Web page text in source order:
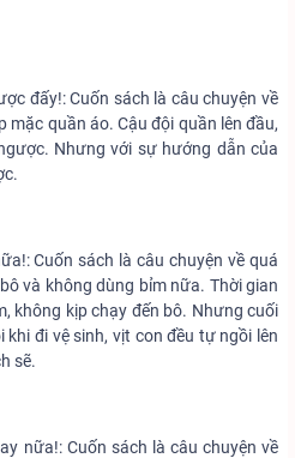
đấy!: Cuốn sách là câu chuyện về
mặc quần áo. Cậu đội quần lên đầu,
Nhưng với sự hướng dẫn của
Cuốn sách là câu chuyện về quá
và không dùng bỉm nữa. Thời gian
không kịp chạy đến bô. Nhưng cuối
đi vệ sinh, vịt con đều tự ngồi lên
sẽ.
nữa!: Cuốn sách là câu chuyện về